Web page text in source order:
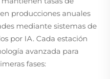
producciones anuales
mediante sistemas de
por IA. Cada estación
avanzada para
fases: